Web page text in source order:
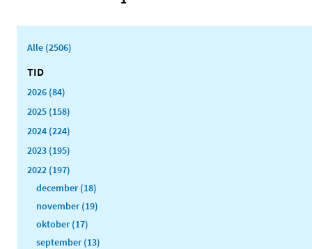
Alle (2506)
TID
2026 (84)
2025 (158)
2024 (224)
2023 (195)
2022 (197)
december (18)
november (19)
oktober (17)
september (13)